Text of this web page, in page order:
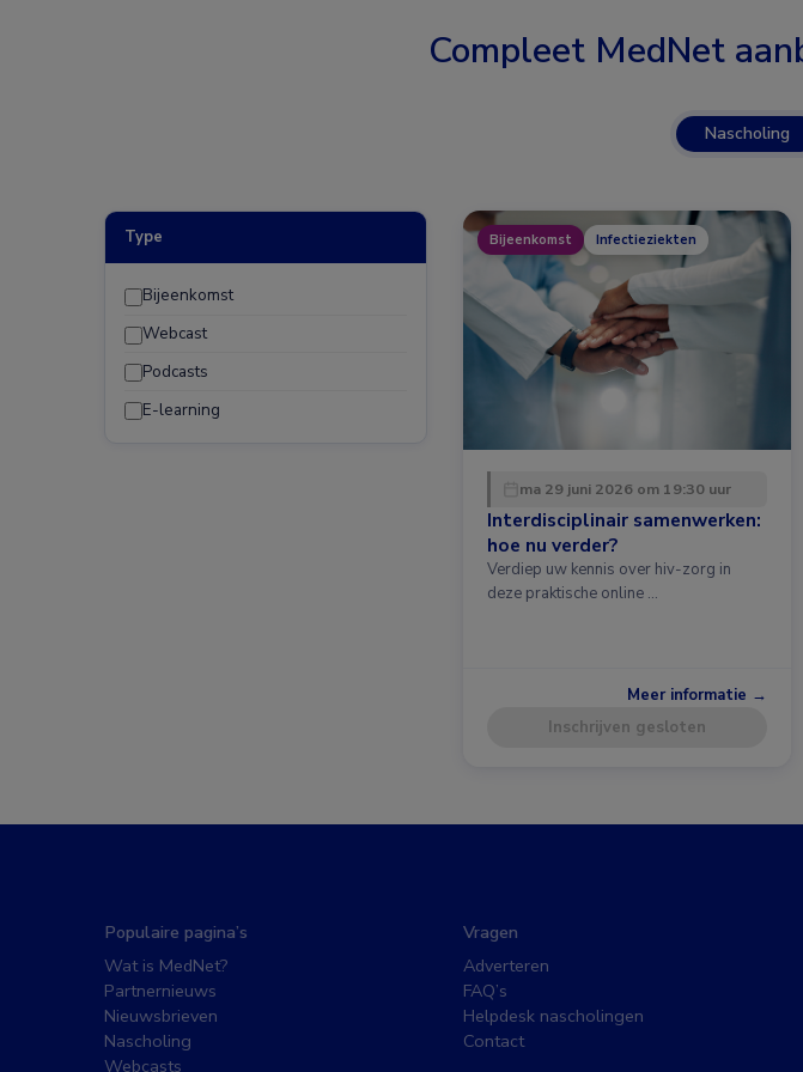
Compleet MedNet
Nascholing
Type
Bijeenkomst
Webcast
Podcasts
E-learning
Bijeenkomst Infectieziekten
ma 29 juni 2026 om 19:30 uur
Interdisciplinair samenwerken:
hoe nu verder?
Verdiep uw kennis over hiv-zorg in
deze praktische online …
Meer informatie →
Inschrijven gesloten
Populaire pagina’s
Wat is MedNet?
Partnernieuws
Nieuwsbrieven
Nascholing
Webcasts
Vragen
Adverteren
FAQ’s
Helpdesk nascholingen
Contact